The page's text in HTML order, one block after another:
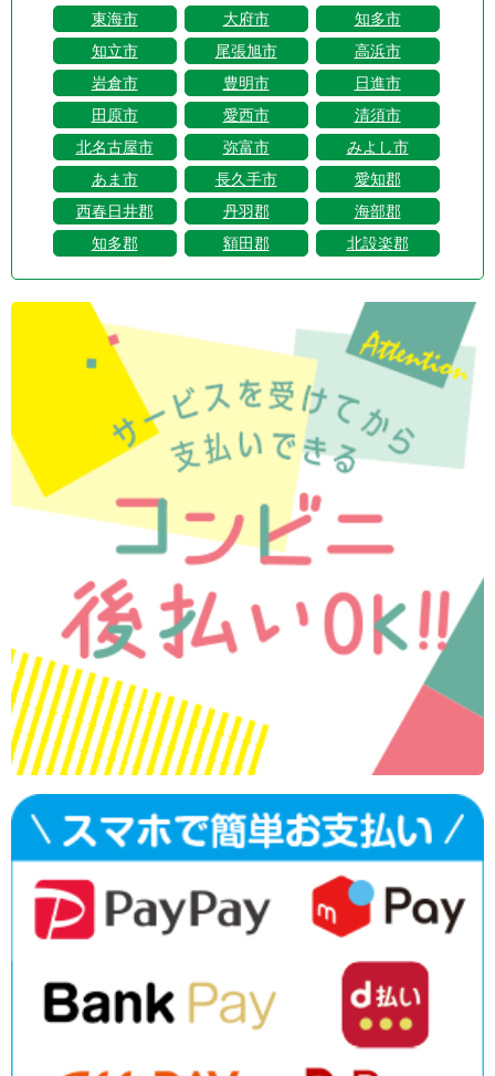
東海市
大府市
知多市
知立市
尾張旭市
高浜市
岩倉市
豊明市
日進市
田原市
愛西市
清須市
北名古屋市
弥富市
みよし市
あま市
長久手市
愛知郡
西春日井郡
丹羽郡
海部郡
知多郡
額田郡 北設楽郡